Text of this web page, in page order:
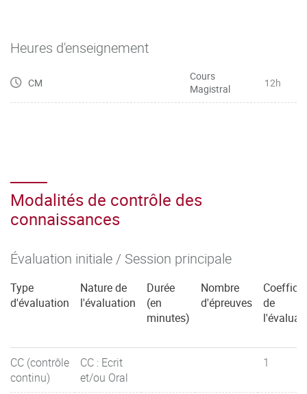
Heures d'enseignement
CM
Cours
Magistral
12h
Modalités de contrôle des
connaissances
Évaluation initiale / Session principale
Type
d'évaluation
Nature de
l'évaluation
Durée
(en
minutes)
Nombre
d'épreuves
de
CC (contrôle
continu)
CC : Ecrit
et/ou Oral
1